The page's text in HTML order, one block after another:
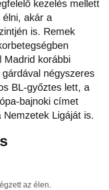
kezelés mellett
akár a
is. Remek
Madrid korábbi
négyszeres
BL-győztes lett, a
bajnoki címet
Ligáját is.
az élen.